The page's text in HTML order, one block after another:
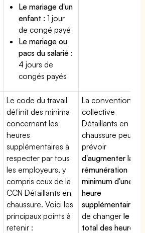
Le mariage d'un
enfant : 1 jour
de congé payé
Le mariage ou
pacs du salarié :
4 jours de
congés payés
Le code du travail
définit des minima
concernant les
heures
supplémentaires à
respecter par tous
les employeurs, y
compris ceux de la
CCN Détaillants en
chaussure. Voici les
principaux points à
retenir :
La convention
collective
Détaillants en
chaussure peut
prévoir
d'augmenter la
rémunération
minimum d'une
heure
supplémentaire
de changerle
total des heures